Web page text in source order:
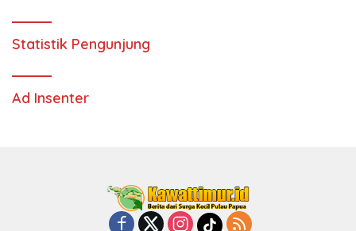
Statistik Pengunjung
Ad Insenter